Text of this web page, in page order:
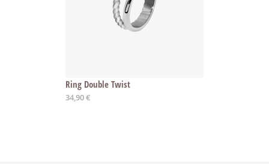
Ring Double Twist
34,90 €